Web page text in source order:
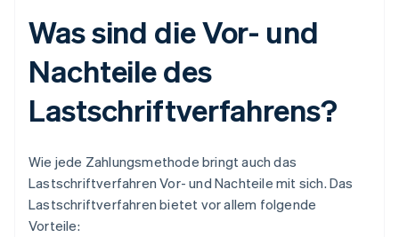
Was sind die Vor- und
Nachteile des
Lastschriftverfahrens?
Wie jede Zahlungsmethode bringt auch das
Lastschriftverfahren Vor- und Nachteile mit sich. Das
Lastschriftverfahren bietet vor allem folgende
Vorteile: